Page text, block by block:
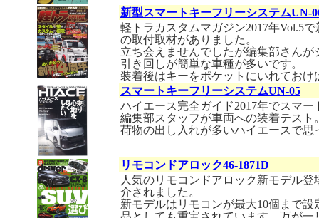
新型スマートキーフリーシステムUN-
軽トラカスタムマガジン2017年Vol.5
の取付取材がありました。
立ち会えませんでしたが編集部さん
引き回しが簡単な車種が多いです。
装着後はキーをポケットにいれてお
スマートキーフリーシステムUN-05
ハイエース完全ガイド2017年でスマ
編集部スタッフが車両への装着テス
荷物の出し入れが多いハイエースで思
リモコンドアロック46-1871D
人気のリモコンドアロック新モデル
介されました。
新モデルはリモコンが最大10個まで